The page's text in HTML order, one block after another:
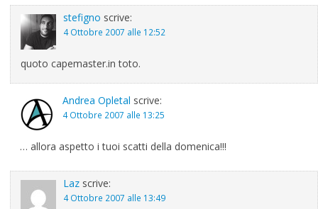
stefigno scrive:
4 Ottobre 2007 alle 12:52
quoto capemaster.in toto.
Andrea Opletal scrive:
4 Ottobre 2007 alle 13:25
… allora aspetto i tuoi scatti della domenica!!!
Laz scrive:
4 Ottobre 2007 alle 13:49